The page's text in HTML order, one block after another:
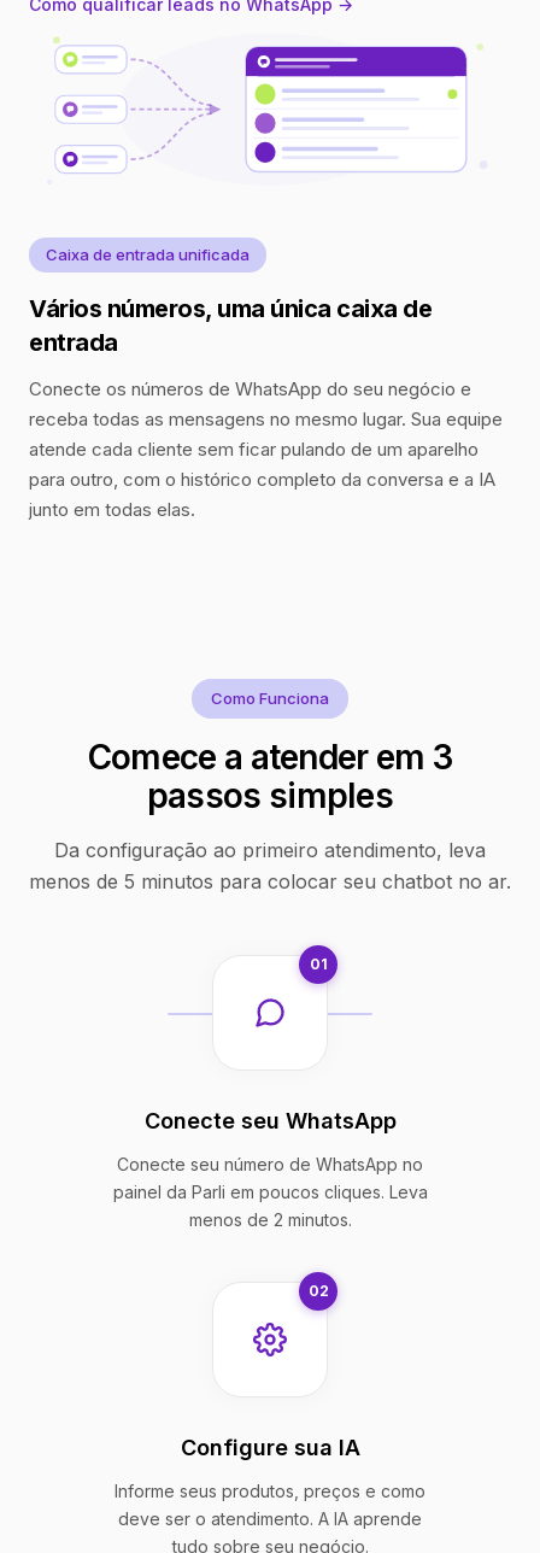
Como qualificar leads no WhatsApp →
Caixa de entrada unificada
Vários números, uma única caixa de
entrada
Conecte os números de WhatsApp do seu negócio e
receba todas as mensagens no mesmo lugar. Sua equipe
atende cada cliente sem ficar pulando de um aparelho
para outro, com o histórico completo da conversa e a IA
junto em todas elas.
Como Funciona
Comece a atender em 3
passos simples
Da configuração ao primeiro atendimento, leva
menos de 5 minutos para colocar seu chatbot no ar.
01
Conecte seu WhatsApp
Conecte seu número de WhatsApp no
painel da Parli em poucos cliques. Leva
menos de 2 minutos.
02
Configure sua IA
Informe seus produtos, preços e como
deve ser o atendimento. A IA aprende
tudo sobre seu negócio.